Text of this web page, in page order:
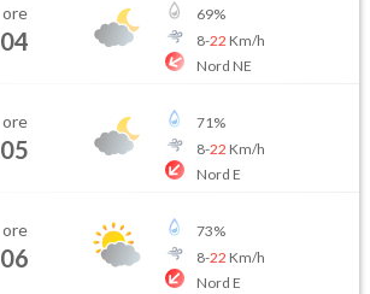
ore
04
69%
8-22 Km/h
Nord NE
ore
05
71%
8-22 Km/h
Nord E
ore
06
73%
8-22 Km/h
Nord E